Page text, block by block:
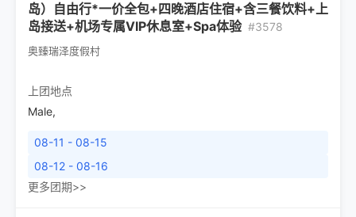
岛）自由行*一价全包+四晚酒店住宿+含三餐饮料+上
岛接送+机场专属VIP休息室+Spa体验 #3578
奥臻瑞泽度假村
上团地点
Male,
08-11 - 08-15
08-12 - 08-16
更多团期>>